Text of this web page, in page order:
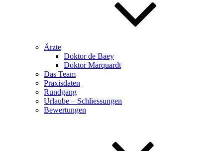
Ärzte
Doktor de Baey
Doktor Marquardt
Das Team
Praxisdaten
Rundgang
Urlaube – Schliessungen
Bewertungen